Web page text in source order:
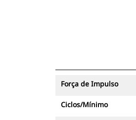
Força de Impulso
Ciclos/Mínimo